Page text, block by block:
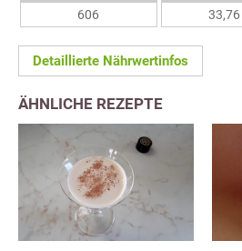
606
33,76
Detaillierte Nährwertinfos
ÄHNLICHE REZEPTE